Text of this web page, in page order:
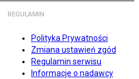
REGULAMIN
Polityka Prywatności
Zmiana ustawień zgód
Regulamin serwisu
Informacje o nadawcy